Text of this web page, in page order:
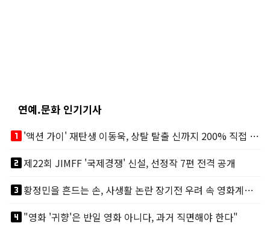
연예.문화 인기기사
looks_one
'액션 가이' 재탄생 이동욱, 상탈 탈출 신까지 200% 직접 소화
looks_two제22회 JIMFF '국제경쟁' 신설, 선정작 7편 전격 공개
looks_3
황정민을 흔드는 손, 사생활 논란 장기전 우려 속 영화계도 리스크
looks_4"영화 '귀향'은 반일 영화 아니다, 과거 직면해야 한다"